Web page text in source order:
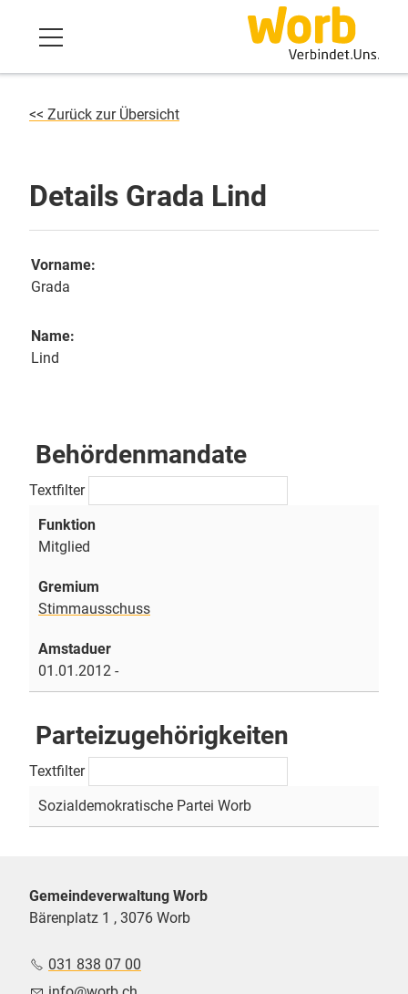
<< Zurück zur Übersicht
Details Grada Lind
Vorname:
Grada
Name:
Lind
Behördenmandate
Textfilter
Mitglied
Stimmausschuss
01.01.2012 -
Parteizugehörigkeiten
Textfilter
Sozialdemokratische Partei Worb
Gemeindeverwaltung Worb
Bärenplatz 1 , 3076 Worb
031 838 07 00